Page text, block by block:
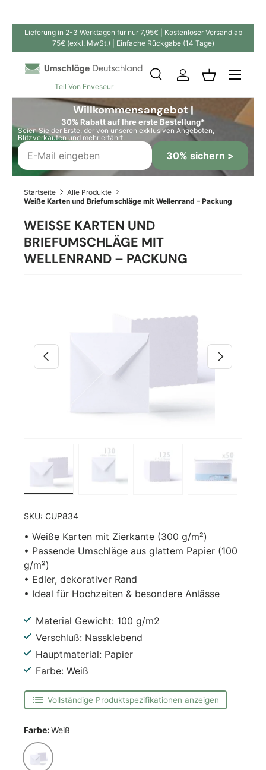
Direkt zum Inhalt
Lieferung in 2-3 Werktagen für nur 7,95€ | Kostenloser Versand ab
75€ (exkl. MwSt.) | Einfache Rückgabe (14 Tage)
Teil Von Enveseur
SuchenSuchen
SucheEinloggen
Willkommensangebot |
30% Rabatt auf Ihre erste Bestellung*
Seien Sie der Erste, der von unseren exklusiven Angeboten,
Blitzverkäufen und mehr erfährt.
30% sichern >
Startseite
Alle Produkte
Weiße Karten und Briefumschläge mit Wellenrand – Packung
WEISSE KARTEN UND B
RIEFUMSCHLÄGE MIT W
ELLENRAND – PACKUNG
Vorherige Nächste
SKU: CUP834
• Weiße Karten mit Zierkante (300 g/m²)
• Passende Umschläge aus glattem Papier (100
g/m²)
• Edler, dekorativer Rand
• Ideal für Hochzeiten & besondere Anlässe
Material Gewicht: 100 g/m2
Verschluß: Nassklebend
Hauptmaterial: Papier
Farbe: Weiß
Vollständige Produktspezifikationen anzeigen
Farbe:Weiß
Weiß